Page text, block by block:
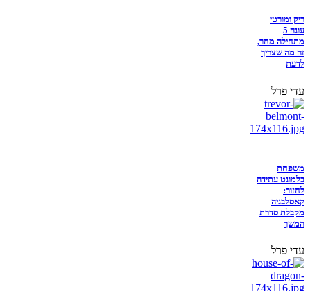
ריק ומורטי
עונה 5
מתחילה מחר,
זה מה שצריך
לדעת
עדי פרל
משפחת
בלמונט עתידה
לחזור:
קאסלבניה
מקבלת סדרת
המשך
עדי פרל